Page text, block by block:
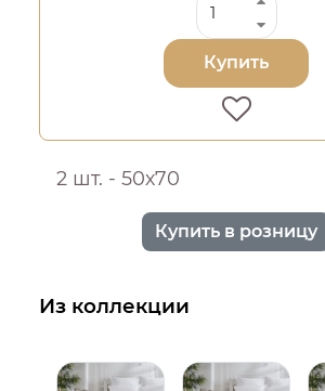
Купить
2 шт. - 50х70
Купить в розницу
Из коллекции